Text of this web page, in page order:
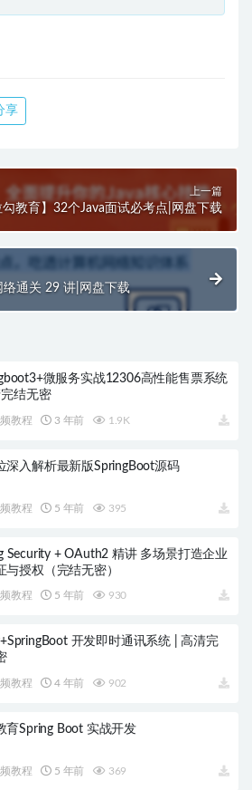
享
上一篇
勾教育】32个Java面试必考点|网盘下载
络通关 29 讲|网盘下载
微服务实战12306高性能售票系统
完结无密
教程 3 年前 1.9K
深入解析最新版SpringBoot源码
教程 5 年前 395
Security + OAuth2 精讲 多场景打造企业
与授权（完结无密）
教程 5 年前 930
开发即时通讯系统 | 高清完
教程 4 年前 902
育Spring Boot 实战开发
教程 5 年前 369